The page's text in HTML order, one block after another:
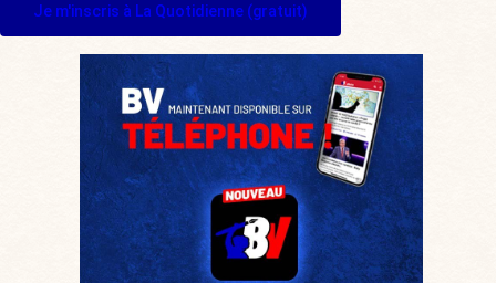
Je m'inscris à La Quotidienne (gratuit)